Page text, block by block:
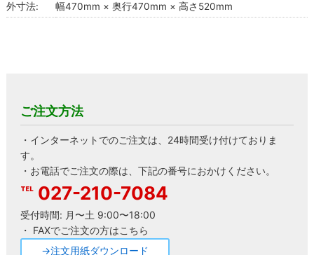
外寸法:
幅470mm × 奥行470mm × 高さ520mm
ご注文方法
・インターネットでのご注文は、24時間受け付けておりま
す。
・お電話でご注文の際は、下記の番号におかけください。
027-210-7084
受付時間: 月〜土 9:00〜18:00
・ FAXでご注文の方はこちら
→注文用紙ダウンロード